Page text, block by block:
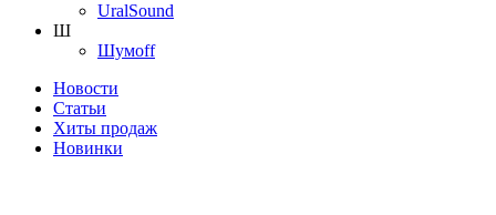
UralSound
Ш
Шумoff
Новости
Статьи
Хиты продаж
Новинки